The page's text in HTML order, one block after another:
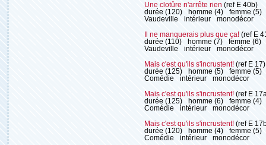
Une clotûre n'arrête rien (ref E 40b)
durée (120)
homme (4)
femme (5)
Vaudeville
intérieur monodécor
Il ne manquerais plus que ça! (ref E
durée (110)
homme (7)
femme (6)
Vaudeville
intérieur monodécor
Mais c'est qu'ils s'incrustent! (ref E 17)
durée (125)
homme (5)
femme (5)
Comédie
intérieur monodécor
Mais c'est qu'ils s'incrustent! (ref E
durée (125)
homme (6)
femme (4)
Comédie
intérieur monodécor
Mais c'est qu'ils s'incrustent! (ref E
durée (120)
homme (4)
femme (5)
Comédie
intérieur monodécor